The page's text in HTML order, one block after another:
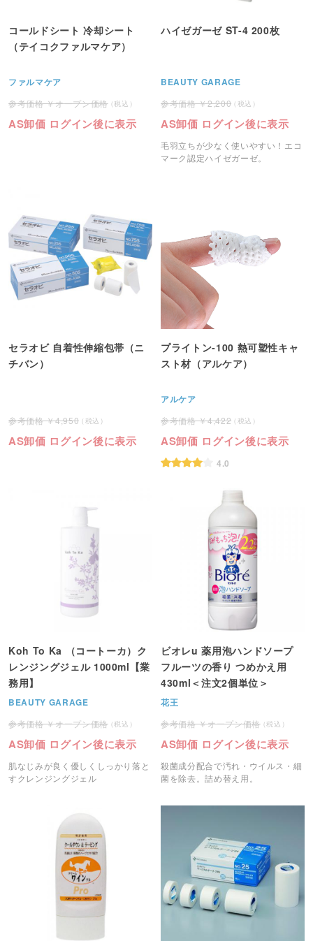
コールドシート 冷却シート
（テイコクファルマケア）
ファルマケア
オープン価格
AS卸価 ログイン後に表示
ハイゼガーゼ ST-4 200枚
BEAUTY GARAGE
2,200
AS卸価 ログイン後に表示
毛羽立ちが少なく使いやすい！エコ
マーク認定ハイゼガーゼ。
セラオビ 自着性伸縮包帯（ニ
チバン）
4,950
AS卸価 ログイン後に表示
プライトン‐100 熱可塑性キャ
スト材（アルケア）
アルケア
4,422
AS卸価 ログイン後に表示
4.0
Koh To Ka （コートーカ）ク
レンジングジェル 1000ml【業
務用】
BEAUTY GARAGE
オープン価格
AS卸価 ログイン後に表示
肌なじみが良く優しくしっかり落と
すクレンジングジェル
ビオレu 薬用泡ハンドソープ
フルーツの香り つめかえ用
430ml＜注文2個単位＞
花王
オープン価格
AS卸価 ログイン後に表示
殺菌成分配合で汚れ・ウイルス・細
菌を除去。詰め替え用。